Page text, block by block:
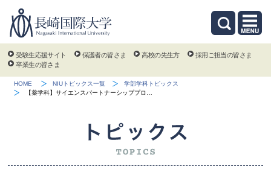
受験生応援サイト 保護者の皆さま 高校の先生方
採用ご担当の皆さま
卒業生の皆さま
HOME NIUトピックス一覧
学部学科トピックス
【薬学科】サイエンスパートナーシッププロ…